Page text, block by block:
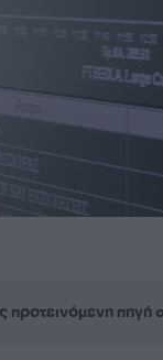
πηγή